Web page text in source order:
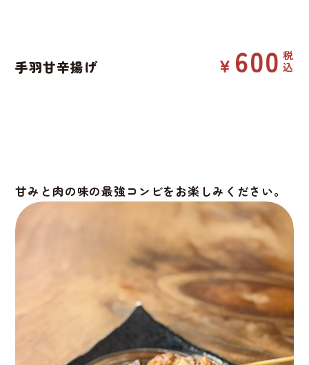
手羽甘辛揚げ 600
甘みと肉の味の最強コンビをお楽しみください。